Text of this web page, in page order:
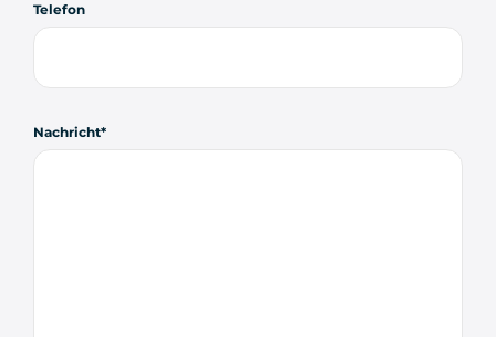
Telefon
Nachricht